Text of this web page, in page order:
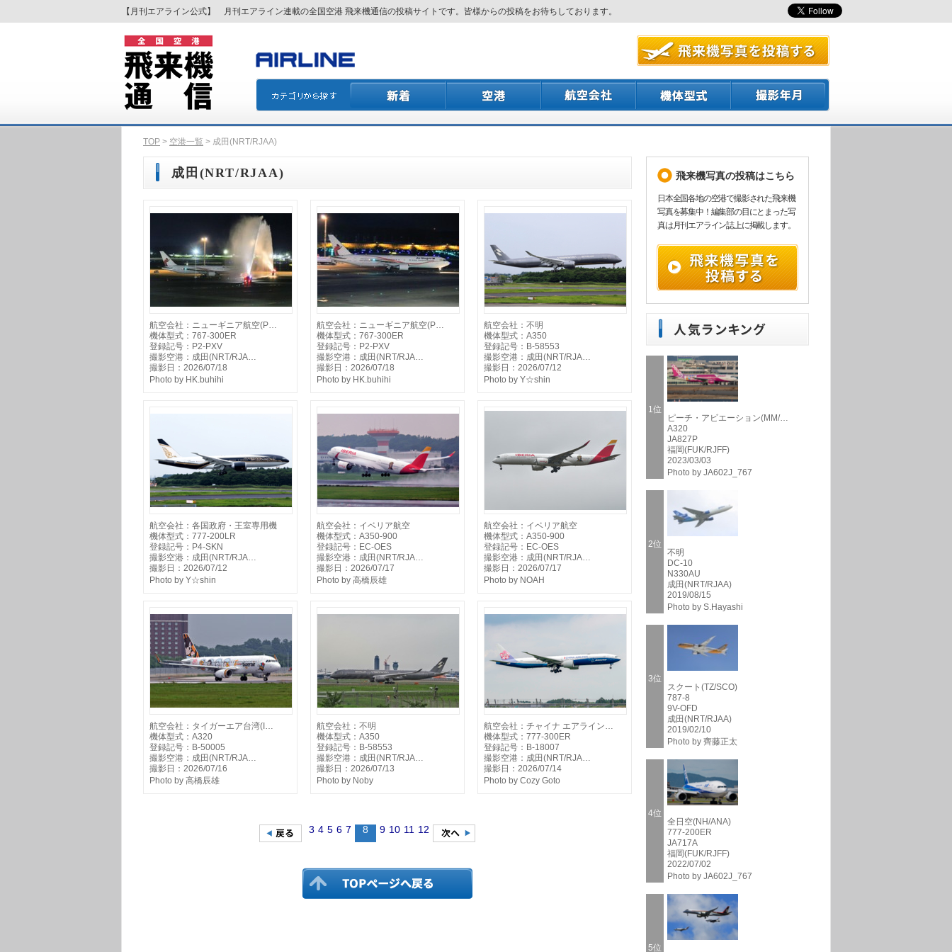
【月刊エアライン公式】 月刊エアライン連載の全国空港 飛来機通信の投稿サイトです。皆様からの投稿をお待ちしております。
TOP > 空港一覧 > 成田(NRT/RJAA)
成田(NRT/RJAA)
航空会社：ニューギニア航空(P…
機体型式：767-300ER
登録記号：P2-PXV
撮影空港：成田(NRT/RJA…
撮影日：2026/07/18
Photo by HK.buhihi
航空会社：ニューギニア航空(P…
機体型式：767-300ER
登録記号：P2-PXV
撮影空港：成田(NRT/RJA…
撮影日：2026/07/18
Photo by HK.buhihi
航空会社：不明
機体型式：A350
登録記号：B-58553
撮影空港：成田(NRT/RJA…
撮影日：2026/07/12
Photo by Y☆shin
航空会社：各国政府・王室専用機
機体型式：777-200LR
登録記号：P4-SKN
撮影空港：成田(NRT/RJA…
撮影日：2026/07/12
Photo by Y☆shin
航空会社：イベリア航空
機体型式：A350-900
登録記号：EC-OES
撮影空港：成田(NRT/RJA…
撮影日：2026/07/17
Photo by 高橋辰雄
航空会社：イベリア航空
機体型式：A350-900
登録記号：EC-OES
撮影空港：成田(NRT/RJA…
撮影日：2026/07/17
Photo by NOAH
航空会社：タイガーエア台湾(I…
機体型式：A320
登録記号：B-50005
撮影空港：成田(NRT/RJA…
撮影日：2026/07/16
Photo by 高橋辰雄
航空会社：不明
機体型式：A350
登録記号：B-58553
撮影空港：成田(NRT/RJA…
撮影日：2026/07/13
Photo by Noby
航空会社：チャイナ エアライン…
機体型式：777-300ER
登録記号：B-18007
撮影空港：成田(NRT/RJA…
撮影日：2026/07/14
Photo by Cozy Goto
3 4 5 6 7 8 9 10 11 12
飛来機写真の投稿はこちら
日本全国各地の空港で撮影された飛来機
写真を募集中！編集部の目にとまった写
真は月刊エアライン誌上に掲載します。
1位
ピーチ・アビエーション(MM/…
A320
JA827P
福岡(FUK/RJFF)
2023/03/03
Photo by JA602J_767
2位
不明
DC-10
N330AU
成田(NRT/RJAA)
2019/08/15
Photo by S.Hayashi
3位
スクート(TZ/SCO)
787-8
9V-OFD
成田(NRT/RJAA)
2019/02/10
Photo by 齊藤正太
4位
全日空(NH/ANA)
777-200ER
JA717A
福岡(FUK/RJFF)
2022/07/02
Photo by JA602J_767
5位